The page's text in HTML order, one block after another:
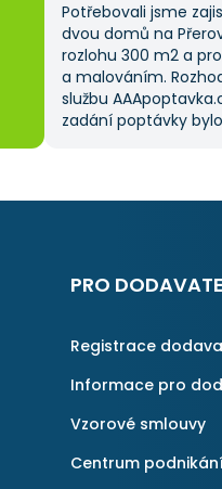
Potřebovali jsme
dvou domů na
rozlohu 300 m2 a
a malováním.
službu
zadání poptávky
a AAApoptavka.cz
najít rychlé řešení.
znovu.
PRO
Registrace
Informace pro
Vzorové smlouvy
Centrum